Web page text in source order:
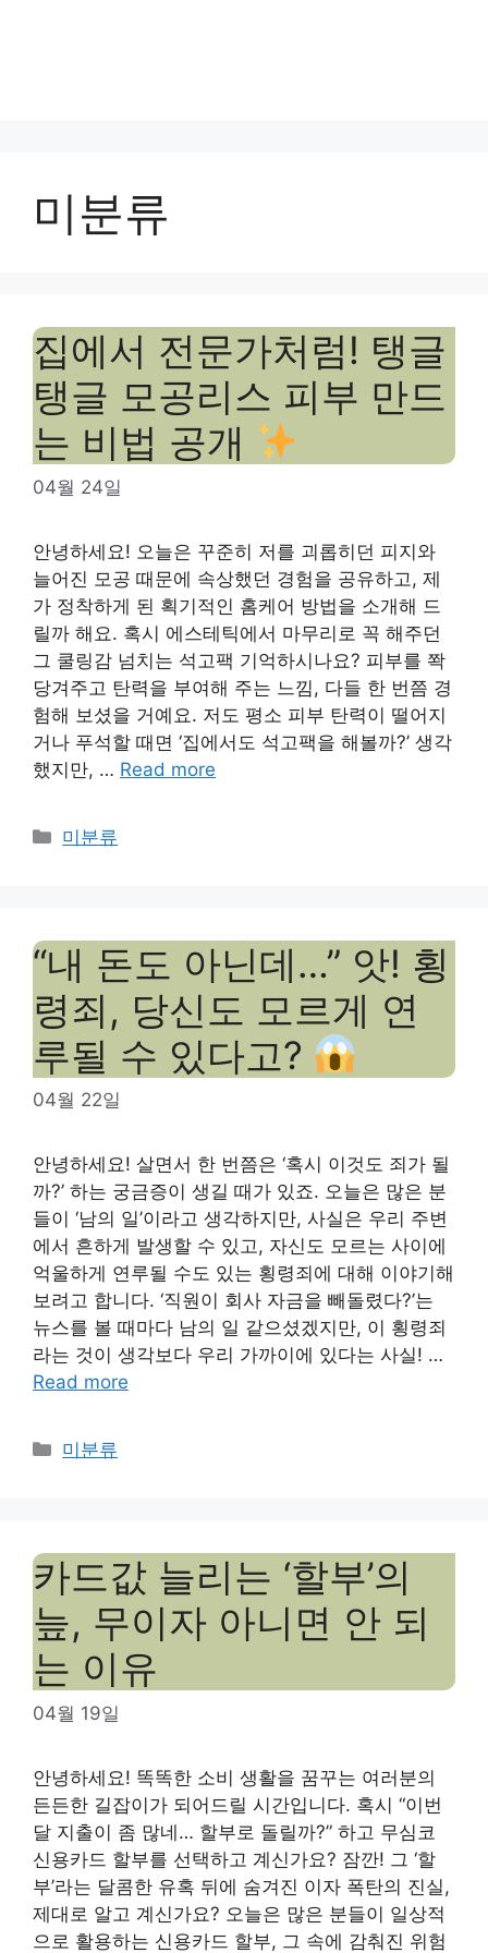
미분류
집에서 전문가처럼! 탱글
탱글 모공리스 피부 만드
는 비법 공개
04월 24일
안녕하세요! 오늘은 꾸준히 저를 괴롭히던 피지와
늘어진 모공 때문에 속상했던 경험을 공유하고, 제
가 정착하게 된 획기적인 홈케어 방법을 소개해 드
릴까 해요. 혹시 에스테틱에서 마무리로 꼭 해주던
그 쿨링감 넘치는 석고팩 기억하시나요? 피부를 쫙
당겨주고 탄력을 부여해 주는 느낌, 다들 한 번쯤 경
험해 보셨을 거예요. 저도 평소 피부 탄력이 떨어지
거나 푸석할 때면 ‘집에서도 석고팩을 해볼까?’ 생각
했지만, … Read more
Categories
미분류
“내 돈도 아닌데…” 앗! 횡
령죄, 당신도 모르게 연
루될 수 있다고?
04월 22일
안녕하세요! 살면서 한 번쯤은 ‘혹시 이것도 죄가 될
까?’ 하는 궁금증이 생길 때가 있죠. 오늘은 많은 분
들이 ‘남의 일’이라고 생각하지만, 사실은 우리 주변
에서 흔하게 발생할 수 있고, 자신도 모르는 사이에
억울하게 연루될 수도 있는 횡령죄에 대해 이야기해
보려고 합니다. ‘직원이 회사 자금을 빼돌렸다?’는
뉴스를 볼 때마다 남의 일 같으셨겠지만, 이 횡령죄
라는 것이 생각보다 우리 가까이에 있다는 사실! …
Read more
Categories
미분류
카드값 늘리는 ‘할부’의
늪, 무이자 아니면 안 되
는 이유
04월 19일
안녕하세요! 똑똑한 소비 생활을 꿈꾸는 여러분의
든든한 길잡이가 되어드릴 시간입니다. 혹시 “이번
달 지출이 좀 많네… 할부로 돌릴까?” 하고 무심코
신용카드 할부를 선택하고 계신가요? 잠깐! 그 ‘할
부’라는 달콤한 유혹 뒤에 숨겨진 이자 폭탄의 진실,
제대로 알고 계신가요? 오늘은 많은 분들이 일상적
으로 활용하는 신용카드 할부, 그 속에 감춰진 위험